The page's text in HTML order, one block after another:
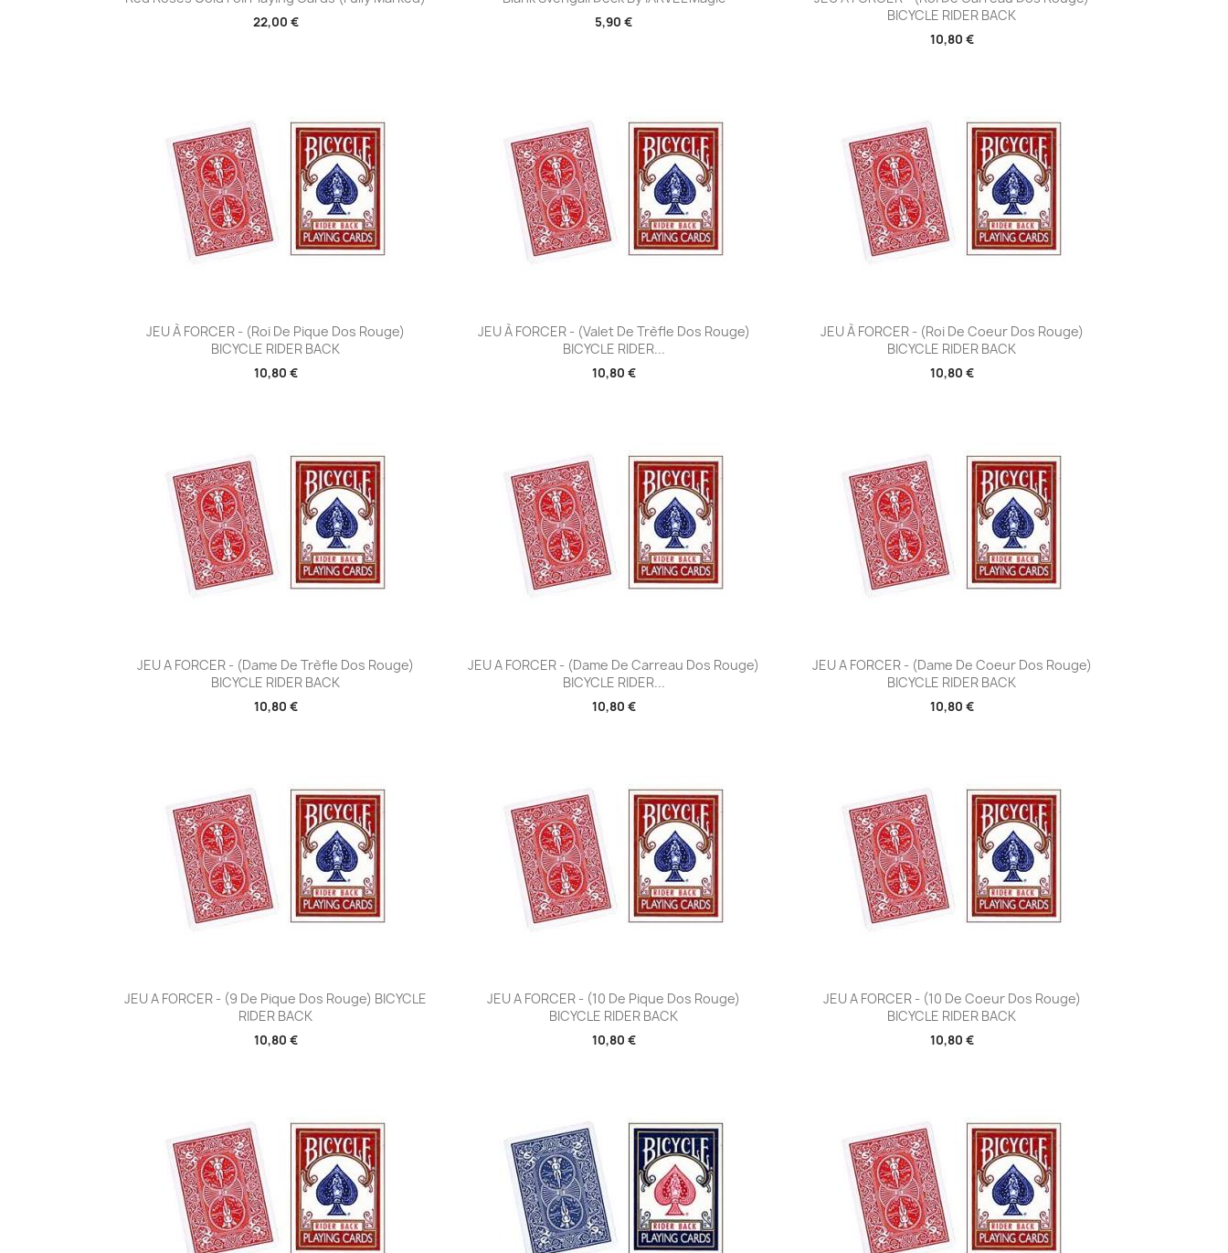
22,00 € 5,90 €
BICYCLE RIDER BACK
10,80 €
Aperçu rapide
JEU À FORCER - (Roi De Pique Dos Rouge)
BICYCLE RIDER BACK
10,80 €
Aperçu rapide
JEU À FORCER - (Valet De Trèfle Dos Rouge)
BICYCLE RIDER...
10,80 €
Aperçu rapide
JEU À FORCER - (Roi De Coeur Dos Rouge)
BICYCLE RIDER BACK
10,80 €
 Aperçu rapide
JEU A FORCER - (Dame De Trèfle Dos Rouge)
BICYCLE RIDER BACK
10,80 €
Aperçu rapide
JEU A FORCER - (Dame De Carreau Dos Rouge)
BICYCLE RIDER...
10,80 €
 Aperçu rapide
JEU A FORCER - (Dame De Coeur Dos Rouge)
BICYCLE RIDER BACK
10,80 €
Aperçu rapide
JEU A FORCER - (9 De Pique Dos Rouge) BICYCLE
RIDER BACK
10,80 €
Aperçu rapide
JEU A FORCER - (10 De Pique Dos Rouge)
BICYCLE RIDER BACK
10,80 €
Aperçu rapide
JEU A FORCER - (10 De Coeur Dos Rouge)
BICYCLE RIDER BACK
10,80 €